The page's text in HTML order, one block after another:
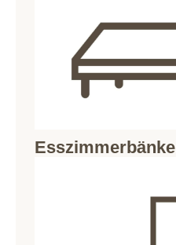
Esszimmerbänke